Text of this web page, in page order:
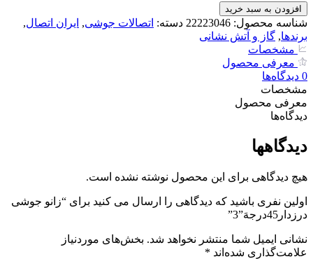
زانو
جوشی
درزدار45درجهَ"3
عدد
افزودن به سبد خرید
شناسه محصول: 22223046 دسته: اتصالات جوشی, ایران اتصال,
برندها, گاز و آتش نشانی
مشخصات
معرفی محصول
0 دیدگاه‌‌ها
مشخصات
معرفی محصول
دیدگاه‌‌ها
دیدگاهها
هیچ دیدگاهی برای این محصول نوشته نشده است.
اولین نفری باشید که دیدگاهی را ارسال می کنید برای “زانو جوشی
درزدار45درجهَ”3”
نشانی ایمیل شما منتشر نخواهد شد. بخش‌های موردنیاز
علامت‌گذاری شده‌اند *